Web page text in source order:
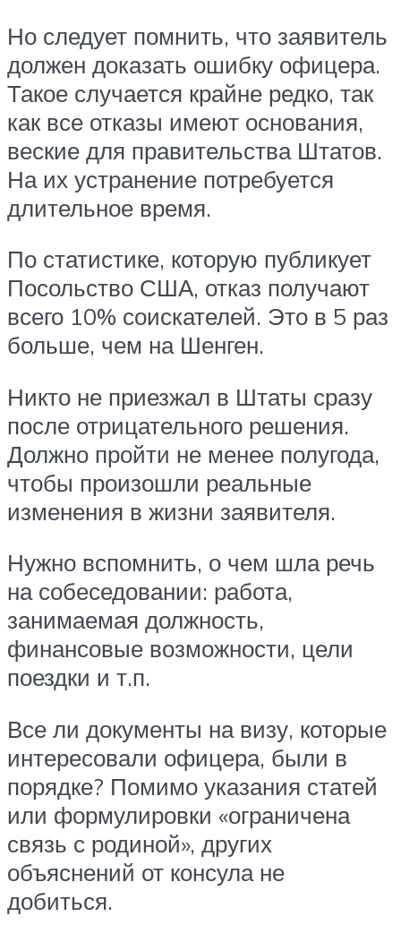
Но следует помнить, что заявитель
должен доказать ошибку офицера.
Такое случается крайне редко, так
как все отказы имеют основания,
веские для правительства Штатов.
На их устранение потребуется
длительное время.
По статистике, которую публикует
Посольство США, отказ получают
всего 10% соискателей. Это в 5 раз
больше, чем на Шенген.
Никто не приезжал в Штаты сразу
после отрицательного решения.
Должно пройти не менее полугода,
чтобы произошли реальные
изменения в жизни заявителя.
Нужно вспомнить, о чем шла речь
на собеседовании: работа,
занимаемая должность,
финансовые возможности, цели
поездки и т.п.
Все ли документы на визу, которые
интересовали офицера, были в
порядке? Помимо указания статей
или формулировки «ограничена
связь с родиной», других
объяснений от консула не
добиться.